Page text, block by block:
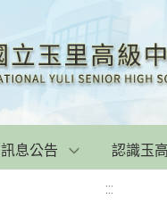
訊息公告 認識玉高
:::